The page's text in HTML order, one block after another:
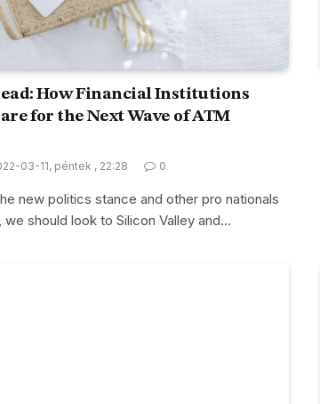
How Financial Institutions
for the Next Wave of ATM
03-11, péntek , 22:28 0
new politics stance and other pro nationals
should look to Silicon Valley and…